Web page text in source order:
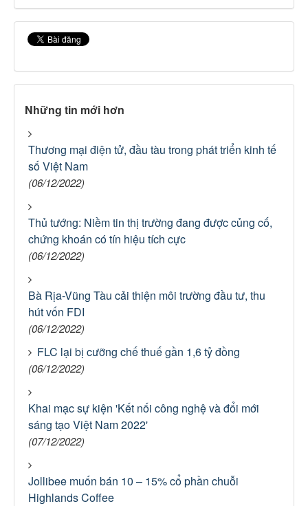
Những tin mới hơn
Thương mại điện tử, đầu tàu trong phát triển kinh tế
số Việt Nam
(06/12/2022)
Thủ tướng: Niềm tin thị trường đang được củng cố,
chứng khoán có tín hiệu tích cực
(06/12/2022)
Bà Rịa-Vũng Tàu cải thiện môi trường đầu tư, thu
hút vốn FDI
(06/12/2022)
FLC lại bị cưỡng chế thuế gần 1,6 tỷ đồng
(06/12/2022)
Khai mạc sự kiện 'Kết nối công nghệ và đổi mới
sáng tạo Việt Nam 2022'
(07/12/2022)
Jollibee muốn bán 10 – 15% cổ phần chuỗi
Highlands Coffee